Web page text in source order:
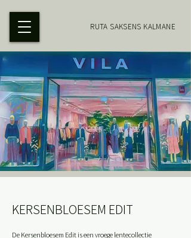
RUTA SAKSENS KALMANE
KERSENBLOESEM EDIT
De Kersenbloesem Edit is een vroege lentecollectie